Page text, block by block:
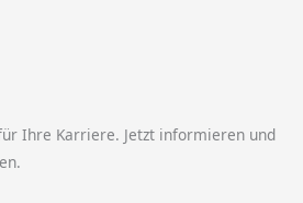
Ihre Karriere. Jetzt informieren und